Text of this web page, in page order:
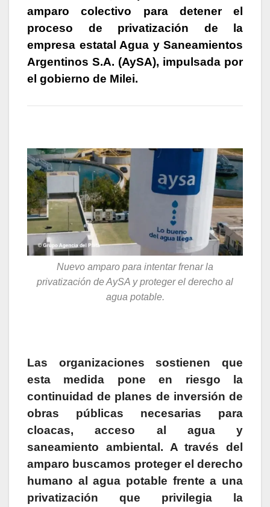
amparo colectivo para detener el
proceso de privatización de la
empresa estatal Agua y Saneamientos
Argentinos S.A. (AySA), impulsada por
el gobierno de Milei.
Nuevo amparo para intentar frenar la
privatización de AySA y proteger el derecho al
agua potable.
Las organizaciones sostienen que
esta medida pone en riesgo la
continuidad de planes de inversión de
obras públicas necesarias para
cloacas, acceso al agua y
saneamiento ambiental. A través del
amparo buscamos proteger el derecho
humano al agua potable frente a una
privatización que privilegia la